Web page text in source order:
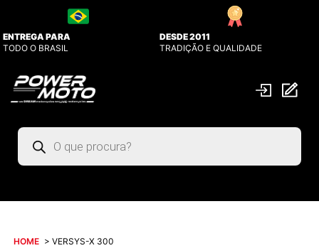
ENTREGA PARA
TODO O BRASIL
DESDE 2011
TRADIÇÃO E QUALIDADE
Pesquisar
produtos
HOME > VERSYS-X 300